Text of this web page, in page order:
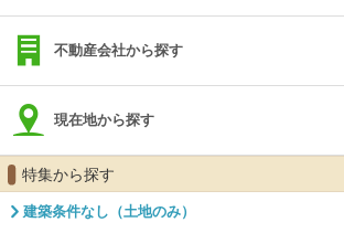
不動産会社から探す
現在地から探す
特集から探す
建築条件なし（土地のみ）